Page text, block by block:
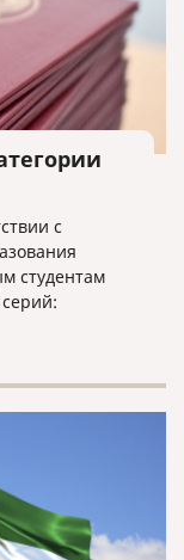
с
студентам